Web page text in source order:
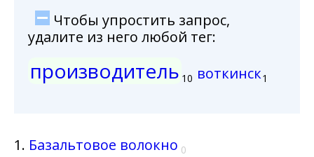
Чтобы упростить запрос,
удалите из него любой тег:
производитель 10 воткинск1
1. Базальтовое волокно 0